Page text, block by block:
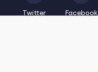
Twitter Facebook